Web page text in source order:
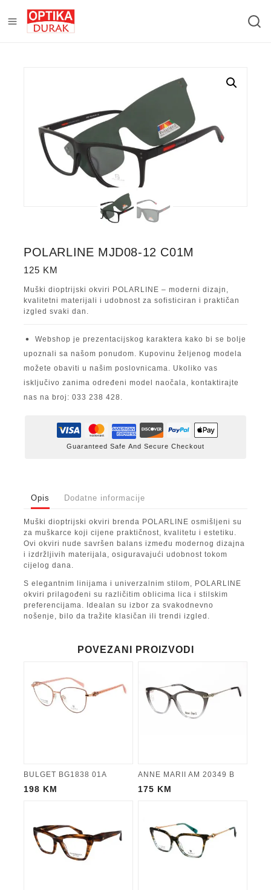
POLARLINE MJD08-12 C01M
125 KM
Muški dioptrijski okviri POLARLINE – moderni dizajn,
kvalitetni materijali i udobnost za sofisticiran i praktičan
izgled svaki dan.
Webshop je prezentacijskog karaktera kako bi se bolje
upoznali sa našom ponudom. Kupovinu željenog modela
možete obaviti u našim poslovnicama. Ukoliko vas
isključivo zanima određeni model naočala, kontaktirajte
nas na broj: 033 238 428.
Guaranteed Safe And Secure Checkout
Opis Dodatne informacije
Muški dioptrijski okviri brenda POLARLINE osmišljeni su
za muškarce koji cijene praktičnost, kvalitetu i estetiku.
Ovi okviri nude savršen balans između modernog dizajna
i izdržljivih materijala, osiguravajući udobnost tokom
cijelog dana.
S elegantnim linijama i univerzalnim stilom, POLARLINE
okviri prilagođeni su različitim oblicima lica i stilskim
preferencijama. Idealan su izbor za svakodnevno
nošenje, bilo da tražite klasičan ili trendi izgled.
POVEZANI PROIZVODI
BULGET BG1838 01A
198 KM
ANNE MARII AM 20349 B
175 KM